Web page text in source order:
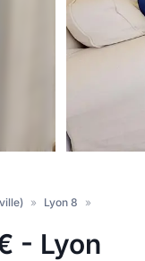
» Lyon 8
»
- Lyon